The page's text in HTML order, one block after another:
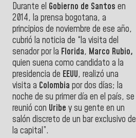
Durante el Gobierno de Santos en
2014, la prensa bogotana, a
principios de noviembre de ese año,
cubrió la noticia de “la visita del
senador por la Florida, Marco Rubio,
quien suena como candidato a la
presidencia de EEUU, realizó una
visita a Colombia por dos días; la
noche de su primer día en el país, se
reunió con Uribe y su gente en un
salón discreto de un bar exclusivo de
la capital”.